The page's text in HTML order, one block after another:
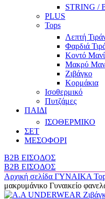
STRING /
PLUS
Tops
Λεπτή
Φαρδιά
Κοντό
Μακρύ
Ζιβάγκο
Κορμάκια
Ισοθερμικό
Πυτζάμες
ΠΑΙΔΙ
ΙΣΟΘΕΡΜΙΚΟ
ΣΕΤ
ΜΕΣΟΦΟΡΙ
B2B ΕΙΣΟΔΟΣ
B2B ΕΙΣΟΔΟΣ
Αρχική σελίδα ΓΥΝΑΙΚΑ
μακρυμάνικο Γυναικείο